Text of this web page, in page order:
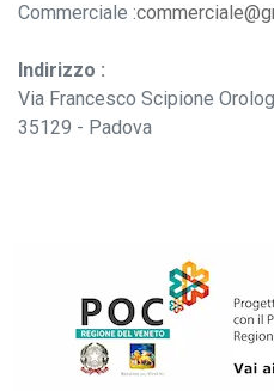
Commerciale :
Indirizzo :
Via Francesco Scipione
35129 - Padova